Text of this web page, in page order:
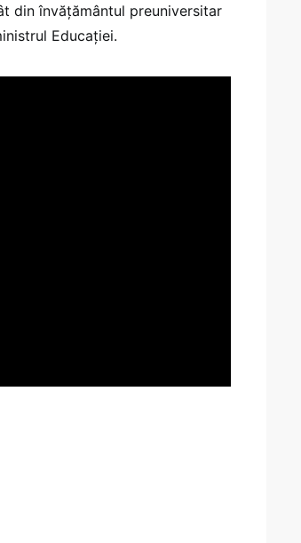
din învățământul preuniversitar
Educației.